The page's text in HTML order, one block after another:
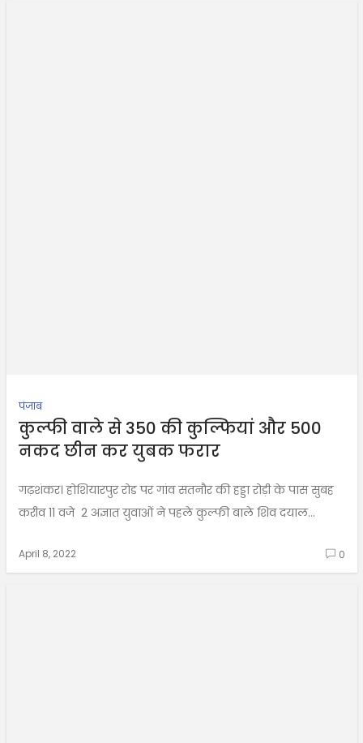
पंजाब
कुल्फी वाले से 350 की कुल्फियां और 500
नकद छीन कर युबक फरार
गढ़शंकर। होशियारपुर रोड पर गांव सतनौर की हड्डा रोड़ी के पास सुबह
करीव 11 वजे 2 अज्ञात युवाओं ने पहले कुल्फी बाले शिव दयाल...
April 8, 2022 0